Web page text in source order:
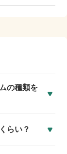
の種類を
らい？